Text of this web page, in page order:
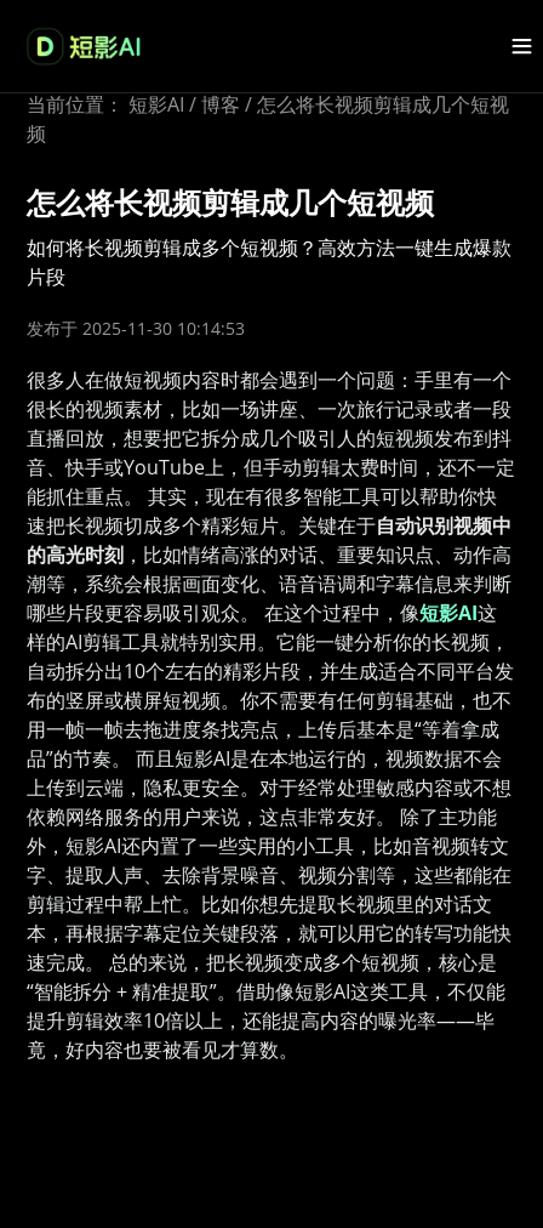
当前位置： 短影AI / 博客 / 怎么将长视频剪辑成几个短视
频
怎么将长视频剪辑成几个短视频
如何将长视频剪辑成多个短视频？高效方法一键生成爆款
片段
发布于 2025-11-30 10:14:53
很多人在做短视频内容时都会遇到一个问题：手里有一个
很长的视频素材，比如一场讲座、一次旅行记录或者一段
直播回放，想要把它拆分成几个吸引人的短视频发布到抖
音、快手或YouTube上，但手动剪辑太费时间，还不一定
能抓住重点。 其实，现在有很多智能工具可以帮助你快
速把长视频切成多个精彩短片。关键在于自动识别视频中
的高光时刻 ，比如情绪高涨的对话、重要知识点、动作高
潮等，系统会根据画面变化、语音语调和字幕信息来判断
哪些片段更容易吸引观众。 在这个过程中，像短影AI这
样的AI剪辑工具就特别实用。它能一键分析你的长视频，
自动拆分出10个左右的精彩片段，并生成适合不同平台发
布的竖屏或横屏短视频。你不需要有任何剪辑基础，也不
用一帧一帧去拖进度条找亮点，上传后基本是“等着拿成
品”的节奏。 而且短影AI是在本地运行的，视频数据不会
上传到云端，隐私更安全。对于经常处理敏感内容或不想
依赖网络服务的用户来说，这点非常友好。 除了主功能
外，短影AI还内置了一些实用的小工具，比如音视频转文
字、提取人声、去除背景噪音、视频分割等，这些都能在
剪辑过程中帮上忙。比如你想先提取长视频里的对话文
本，再根据字幕定位关键段落，就可以用它的转写功能快
速完成。 总的来说，把长视频变成多个短视频，核心是
“智能拆分 + 精准提取”。借助像短影AI这类工具，不仅能
提升剪辑效率10倍以上，还能提高内容的曝光率——毕
竟，好内容也要被看见才算数。